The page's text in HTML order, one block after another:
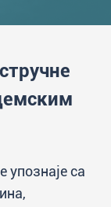
упознаје са